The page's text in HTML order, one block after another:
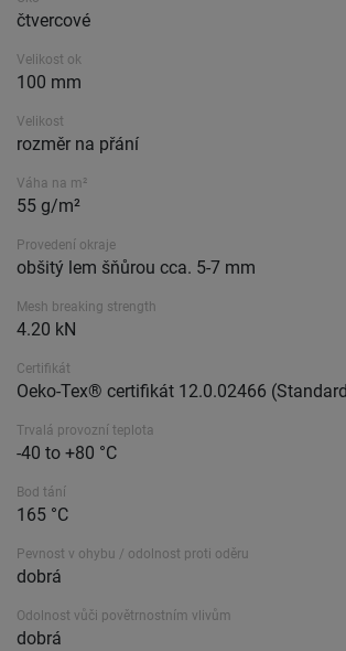
čtvercové
Velikost ok
100 mm
Velikost
rozměr na přání
Váha na m²
55 g/m²
Provedení okraje
obšitý lem šňůrou cca. 5-7 mm
Mesh breaking strength
4.20 kN
Certifikát
Oeko-Tex® certifikát 12.0.02466
Trvalá provozní teplota
-40 to +80 °C
Bod tání
165 °C
Pevnost v ohybu / odolnost proti oděru
dobrá
Odolnost vůči povětrnostním vlivům
dobrá